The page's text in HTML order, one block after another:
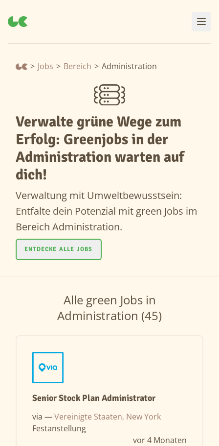
> Jobs > Bereich > Administration
Verwalte grüne Wege zum
Erfolg: Greenjobs in der
Administration warten auf
dich!
Verwaltung mit Umweltbewusstsein:
Entfalte dein Potenzial mit green Jobs im
Bereich Administration.
ENTDECKE ALLE JOBS
Alle green Jobs in
Administration (45)
Senior Stock Plan Administrator
via —Vereinigte Staaten, New York
Festanstellung
vor 4 Monaten